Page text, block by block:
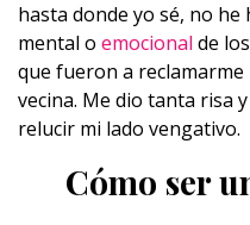
hasta donde yo sé, no he
mental o emocional de
que fueron a
vecina. Me dio tanta risa
relucir mi lado vengativo.
Cómo ser